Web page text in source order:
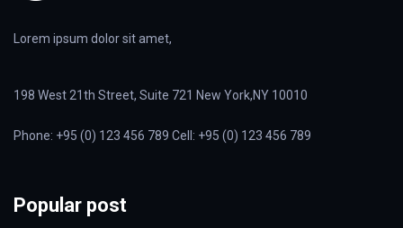
Lorem ipsum dolor sit amet,
198 West 21th Street, Suite 721 New York,NY 10010
Phone: +95 (0) 123 456 789 Cell: +95 (0) 123 456 789
Popular post